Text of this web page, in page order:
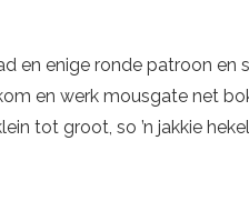
en enige ronde patroon en
en werk mousgate net
tot groot, so ’n jakkie